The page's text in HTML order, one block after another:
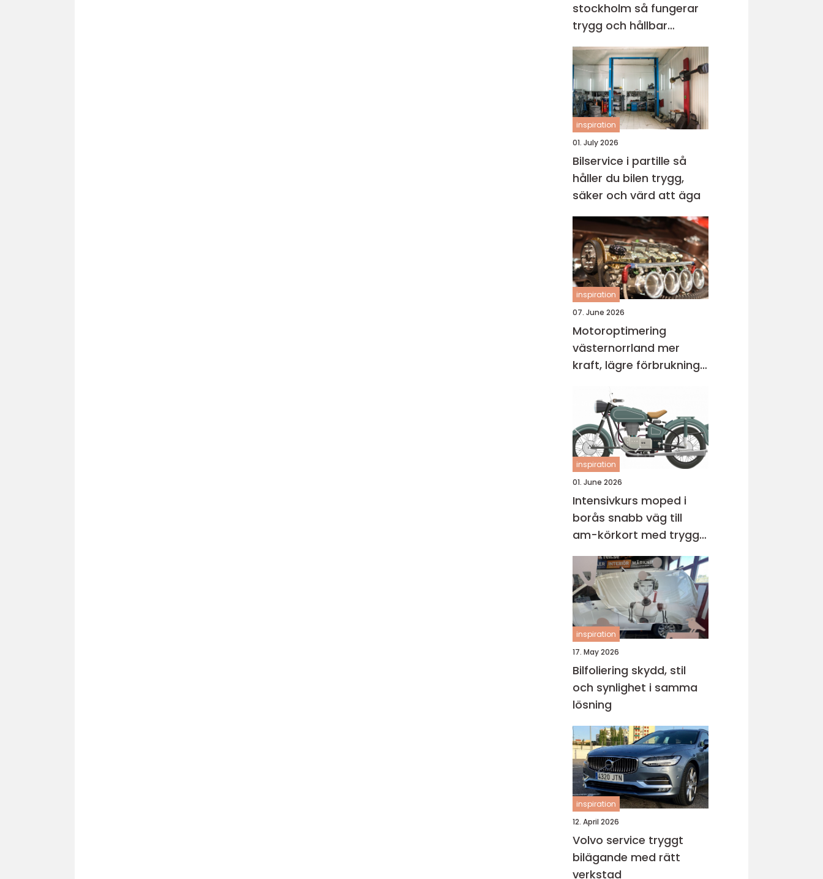
stockholm så fungerar
trygg och hållbar
bilskrotning
inspiration
01. July 2026
Bilservice i partille så
håller du bilen trygg,
säker och värd att äga
inspiration
07. June 2026
Motoroptimering
västernorrland mer
kraft, lägre förbrukning
inspiration
01. June 2026
Intensivkurs moped i
borås snabb väg till
am-körkort med trygg
grund
inspiration
17. May 2026
Bilfoliering skydd, stil
och synlighet i samma
lösning
inspiration
12. April 2026
Volvo service tryggt
bilägande med rätt
verkstad